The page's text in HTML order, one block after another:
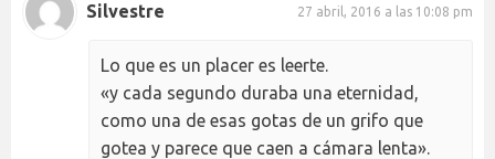
Silvestre 27 abril, 2016 a las 10:08 pm
Lo que es un placer es leerte.
«y cada segundo duraba una eternidad,
como una de esas gotas de un grifo que
gotea y parece que caen a cámara lenta».